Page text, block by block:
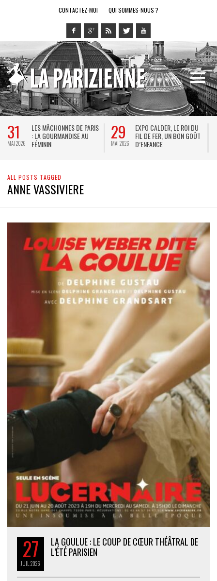
CONTACTEZ-MOI QUI SOMMES-NOUS ?
LE ROI DU
UN BON GOÛT
28
LE RING DE KATHARSY, UN
SPECTACLE EN FORME DE
14
MAI 2026
BREL ET LA
THÉÂTRE
ALL POSTS TAGGED
ANNE VASSIVIERE
27
JUIL 2026
LA GOULUE : LE COUP DE CŒUR THÉÂTRAL DE
L’ÉTÉ PARISIEN